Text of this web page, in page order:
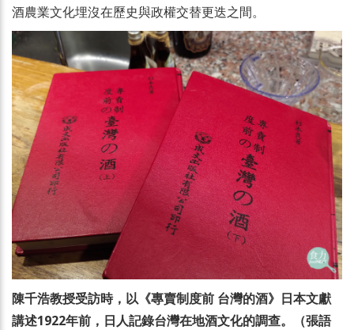
酒農業文化埋沒在歷史與政權交替更迭之間。
陳千浩教授受訪時，以《專賣制度前 台灣的酒》日本文獻
講述1922年前，日人記錄台灣在地酒文化的調查。（張語